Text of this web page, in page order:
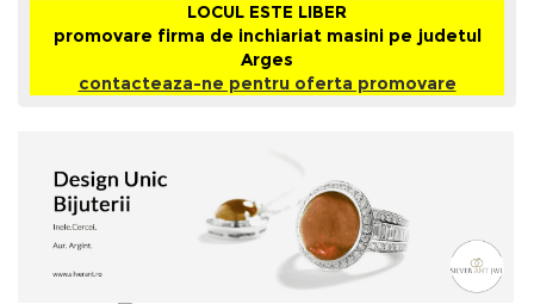
LOCUL ESTE LIBER
promovare firma de inchiariat masini pe judetul
Arges
contacteaza-ne pentru oferta promovare